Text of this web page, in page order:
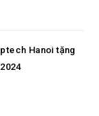
Hanoi tặng